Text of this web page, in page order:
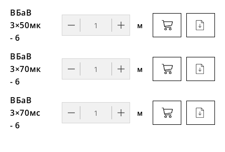
ВБаВ
3×50мк
- 6
м
ВБаВ
3×70мк
- 6
м
ВБаВ
3×70мс
- 6
м